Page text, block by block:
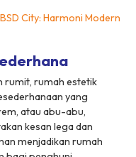
City: Harmoni Modern
rumit, rumah estetik
yang
atau abu-abu,
kesan lega dan
menjadikan rumah